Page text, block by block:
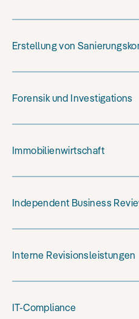
Erstellung von
Forensik und Investigations
Immobilienwirtschaft
Independent Business
Interne Revisionsleistungen
IT-Compliance